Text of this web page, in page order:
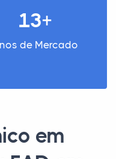
13+
de Mercado
em